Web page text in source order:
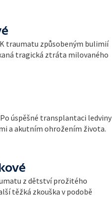
K traumatu způsobeným bulimií
tragická ztráta milovaného
úspěšné transplantaci ledviny
a akutním ohrožením života.
z dětství prožitého
těžká zkouška v podobě